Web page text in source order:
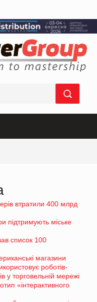
втратили 400 млрд
підтримують міське
список 100
магазини
роботів-
у торговельній мережі
«інтерактивного